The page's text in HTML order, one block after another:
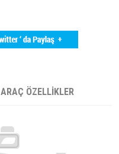
ARAÇ ÖZELLİKLER